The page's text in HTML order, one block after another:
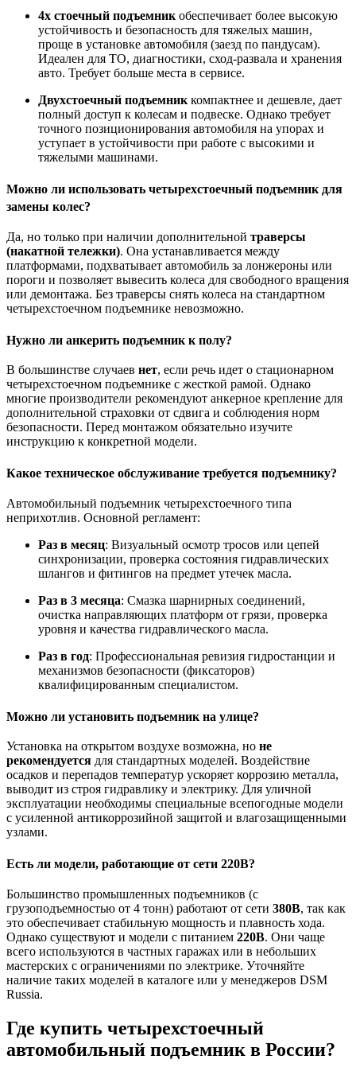
4х стоечный подъемникобеспечивает более высокую
устойчивость и безопасность для тяжелых машин,
проще в установке автомобиля (заезд по пандусам).
Идеален для ТО, диагностики, сход-развала и хранения
авто. Требует больше места в сервисе.
Двухстоечный подъемниккомпактнее и дешевле, дает
полный доступ к колесам и подвеске. Однако требует
точного позиционирования автомобиля на упорах и
уступает в устойчивости при работе с высокими и
тяжелыми машинами.
Можно ли использовать четырехстоечный подъемник для
замены колес?
Да, но только при наличии дополнительной траверсы
(накатной тележки). Она устанавливается между
платформами, подхватывает автомобиль за лонжероны или
пороги и позволяет вывесить колеса для свободного вращения
или демонтажа. Без траверсы снять колеса на стандартном
четырехстоечном подъемнике невозможно.
Нужно ли анкерить подъемник к полу?
В большинстве случаев нет, если речь идет о стационарном
четырехстоечном подъемнике с жесткой рамой. Однако
многие производители рекомендуют анкерное крепление для
дополнительной страховки от сдвига и соблюдения норм
безопасности. Перед монтажом обязательно изучите
инструкцию к конкретной модели.
Какое техническое обслуживание требуется подъемнику?
Автомобильный подъемник четырехстоечного типа
неприхотлив. Основной регламент:
Раз в месяц: Визуальный осмотр тросов или цепей
синхронизации, проверка состояния гидравлических
шлангов и фитингов на предмет утечек масла.
Раз в 3 месяца: Смазка шарнирных соединений,
очистка направляющих платформ от грязи, проверка
уровня и качества гидравлического масла.
Раз в год: Профессиональная ревизия гидростанции и
механизмов безопасности (фиксаторов)
квалифицированным специалистом.
Можно ли установить подъемник на улице?
Установка на открытом воздухе возможна, но не
рекомендуется для стандартных моделей. Воздействие
осадков и перепадов температур ускоряет коррозию металла,
выводит из строя гидравлику и электрику. Для уличной
эксплуатации необходимы специальные всепогодные модели
с усиленной антикоррозийной защитой и влагозащищенными
узлами.
Есть ли модели, работающие от сети 220В?
Большинство промышленных подъемников (с
грузоподъемностью от 4 тонн) работают от сети 380В, так как
это обеспечивает стабильную мощность и плавность хода.
Однако существуют и модели с питанием 220В. Они чаще
всего используются в частных гаражах или в небольших
мастерских с ограничениями по электрике. Уточняйте
наличие таких моделей в каталоге или у менеджеров DSM
Russia.
Где купить четырехстоечный
автомобильный подъемник в России?